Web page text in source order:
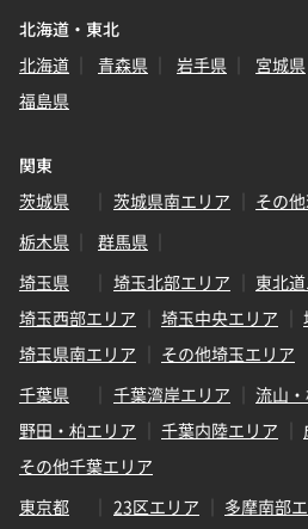
北海道・東北
北海道
青森県 岩手県 宮城県
福島県
関東
茨城県
茨城県南エリア
その
栃木県
群馬県
埼玉県
埼玉北部エリア
東北
埼玉西部エリア
埼玉中央エリア
埼玉県南エリア
その他埼玉エリア
千葉県
千葉湾岸エリア
流山
野田・柏エリア
千葉内陸エリア
その他千葉エリア
東京都
23区エリア
多摩南部